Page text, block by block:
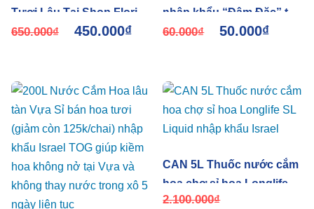
Tươi Lâu Tại Shop Florist
hiệu Long Life Sl nhập
650.000₫ 450.000₫
nhập khẩu “Đậm Đặc” tại
Chợ Hoa, Shop Hoa
60.000₫ 50.000₫
CAN 5L Thuốc nước cắm
hoa chợ sỉ hoa Longlife
SL Liquid nhập khẩu
2.100.000₫